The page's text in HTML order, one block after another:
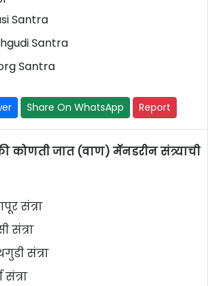
Santra
Santra
Santra
Share On WhatsApp Report
कोणती जात (वाण) मॅनडरीन संत्र्याची
संत्रा
संत्रा
संत्रा
संत्रा